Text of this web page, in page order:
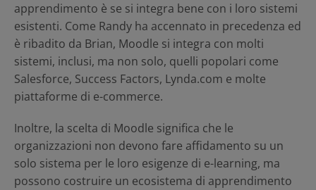
apprendimento è se si integra bene con i loro sistemi
esistenti. Come Randy ha accennato in precedenza ed
è ribadito da Brian, Moodle si integra con molti
sistemi, inclusi, ma non solo, quelli popolari come
Salesforce, Success Factors, Lynda.com e molte
piattaforme di e-commerce.
Inoltre, la scelta di Moodle significa che le
organizzazioni non devono fare affidamento su un
solo sistema per le loro esigenze di e-learning, ma
possono costruire un ecosistema di apprendimento